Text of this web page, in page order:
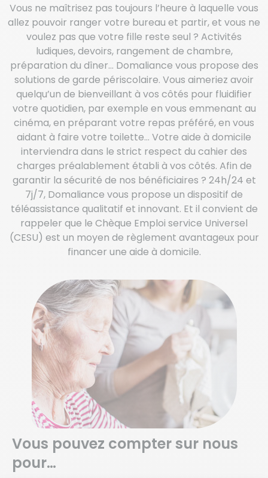
Vous ne maîtrisez pas toujours l’heure à laquelle vous
allez pouvoir ranger votre bureau et partir, et vous ne
voulez pas que votre fille reste seul ? Activités
ludiques, devoirs, rangement de chambre,
préparation du dîner… Domaliance vous propose des
solutions de garde périscolaire. Vous aimeriez avoir
quelqu’un de bienveillant à vos côtés pour fluidifier
votre quotidien, par exemple en vous emmenant au
cinéma, en préparant votre repas préféré, en vous
aidant à faire votre toilette… Votre aide à domicile
interviendra dans le strict respect du cahier des
charges préalablement établi à vos côtés. Afin de
garantir la sécurité de nos bénéficiaires ? 24h/24 et
7j/7, Domaliance vous propose un dispositif de
téléassistance qualitatif et innovant. Et il convient de
rappeler que le Chèque Emploi service Universel
(CESU) est un moyen de règlement avantageux pour
financer une aide à domicile.
Vous pouvez compter sur nous
pour…